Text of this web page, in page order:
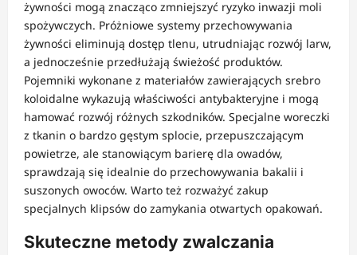
żywności mogą znacząco zmniejszyć ryzyko inwazji moli
spożywczych. Próżniowe systemy przechowywania
żywności eliminują dostęp tlenu, utrudniając rozwój larw,
a jednocześnie przedłużają świeżość produktów.
Pojemniki wykonane z materiałów zawierających srebro
koloidalne wykazują właściwości antybakteryjne i mogą
hamować rozwój różnych szkodników. Specjalne woreczki
z tkanin o bardzo gęstym splocie, przepuszczającym
powietrze, ale stanowiącym barierę dla owadów,
sprawdzają się idealnie do przechowywania bakalii i
suszonych owoców. Warto też rozważyć zakup
specjalnych klipsów do zamykania otwartych opakowań.
Skuteczne metody zwalczania